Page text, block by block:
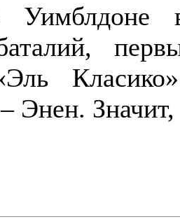
Энен.